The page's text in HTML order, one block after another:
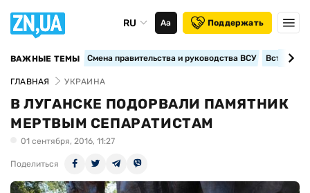
RU Аа Поддержать
ВАЖНЫЕ ТЕМЫ Смена правительства и руководства ВСУ
ГЛАВНАЯ УКРАИНА
В ЛУГАНСКЕ ПОДОРВАЛИ ПАМЯТНИК
МЕРТВЫМ СЕПАРАТИСТАМ
01 сентября, 2016, 11:27
Поделиться